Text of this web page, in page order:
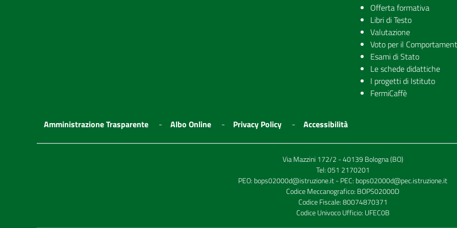
Offerta formativa
Libri di Testo
Valutazione
Voto per il
Esami di Stato
Le schede didattiche
I progetti di Istituto
FermiCaffè
Amministrazione Trasparente Albo Online Privacy Policy Accessibilità
Via Mazzini 172/2 - 40139 Bologna (BO)
Tel:051 2170201
PEO: bops02000d@istruzione.it- PEC: bops02000d@pec.istruzione.it
Codice Meccanografico: BOPS02000D
Codice Fiscale: 80074870371
Codice Univoco Ufficio: UFEC0B